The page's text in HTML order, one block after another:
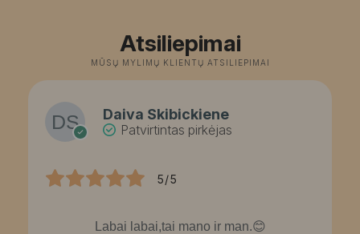
Atsiliepimai
MŪSŲ MYLIMŲ KLIENTŲ ATSILIEPIMAI
Daiva Skibickiene
Patvirtintas pirkėjas
5/5
Labai labai,tai mano ir man.😊